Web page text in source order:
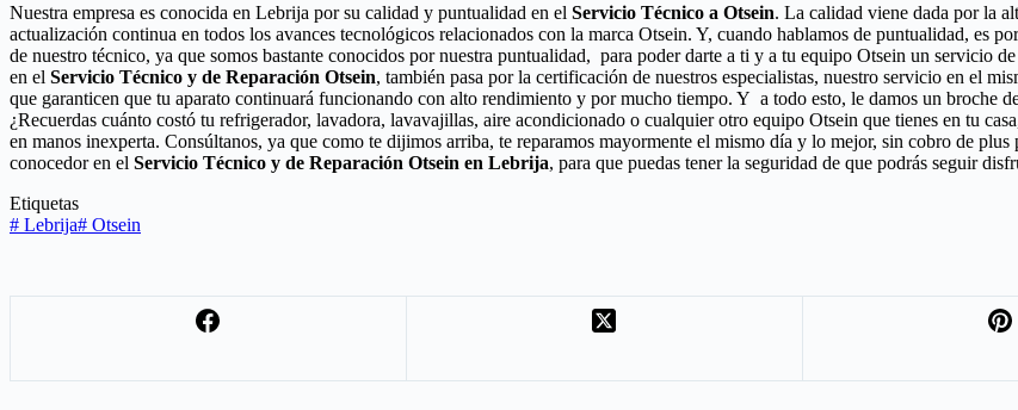
Nuestra empresa es conocida en Lebrija por su calidad y puntualidad en el Servicio Técnico a Otsein. La calidad viene dada por la
actualización continua en todos los avances tecnológicos relacionados con la marca Otsein. Y, cuando hablamos de puntualidad, es
de nuestro técnico, ya que somos bastante conocidos por nuestra puntualidad, para poder darte a ti y a tu equipo Otsein un servicio
en el Servicio Técnico y de Reparación Otsein, también pasa por la certificación de nuestros especialistas, nuestro servicio en el
que garanticen que tu aparato continuará funcionando con alto rendimiento y por mucho tiempo. Y a todo esto, le damos un broche
¿Recuerdas cuánto costó tu refrigerador, lavadora, lavavajillas, aire acondicionado o cualquier otro equipo Otsein que tienes en tu
en manos inexperta. Consúltanos, ya que como te dijimos arriba, te reparamos mayormente el mismo día y lo mejor, sin cobro de
conocedor en el Servicio Técnico y de Reparación Otsein en Lebrija, para que puedas tener la seguridad de que podrás seguir
Etiquetas
# Lebrija# Otsein